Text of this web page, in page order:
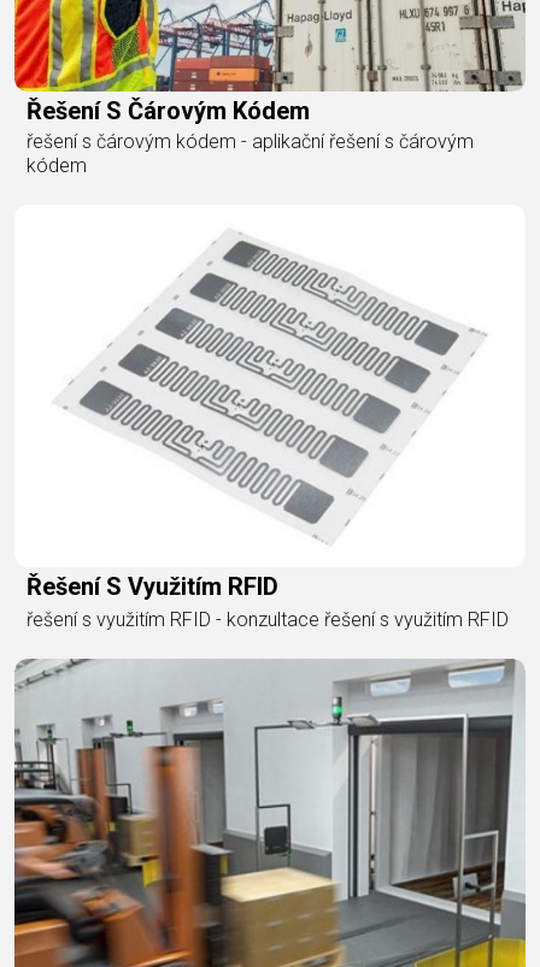
Řešení S Čárovým Kódem
řešení s čárovým kódem - aplikační řešení s čárovým
kódem
Řešení S Využitím RFID
řešení s využitím RFID - konzultace řešení s využitím RFID